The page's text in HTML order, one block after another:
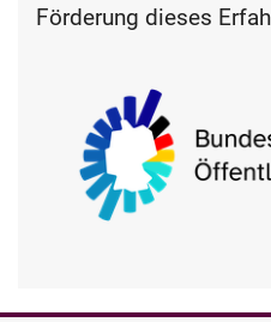
Förderung dieses